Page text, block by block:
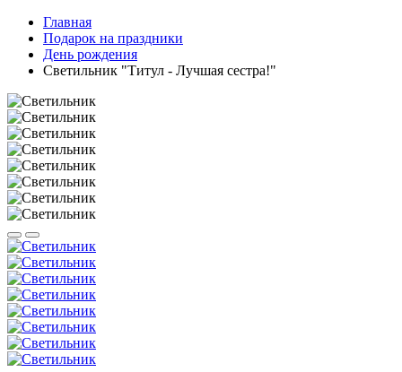
Главная
Подарок на праздники
День рождения
Светильник "Титул - Лучшая сестра!"